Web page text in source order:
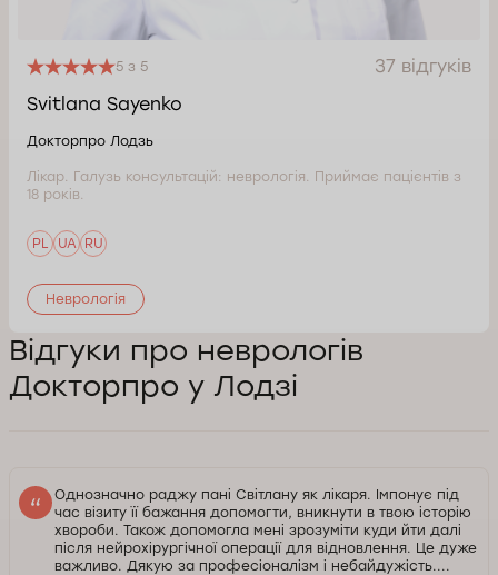
5 з 5
37 відгуків
Svitlana Sayenko
Докторпро Лодзь
Лікар. Галузь консультацій: неврологія. Приймає пацієнтів з
18 років.
PL UA RU
Неврологія
Відгуки про неврологів
Докторпро у Лодзі
Однозначно раджу пані Світлану як лікаря. Імпонує під
час візиту її бажання допомогти, вникнути в твою історію
хвороби. Також допомогла мені зрозуміти куди йти далі
після нейрохірургічної операції для відновлення. Це дуже
важливо. Дякую за професіоналізм і небайдужість....